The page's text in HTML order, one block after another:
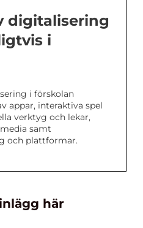
digitalisering
i
i förskolan
appar, interaktiva spel
verktyg och lekar,
samt
och plattformar.
här